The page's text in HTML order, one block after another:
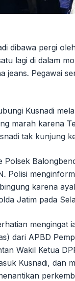
dibawa pergi
lagi di dalam
Pegawai
Kusnadi
marah karena
tak kunjung
Polsek
Polisi
karena
Jatim pada
dari APBD
Wakil Ketua
Kusnadi, dan